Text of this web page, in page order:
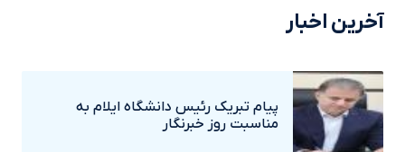
آخرین اخبار
پيام تبريک رئيس دانشگاه ايلام به
مناسبت روز خبرنگار